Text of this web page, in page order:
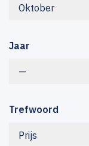
Oktober
Jaar
—
Trefwoord
Prijs